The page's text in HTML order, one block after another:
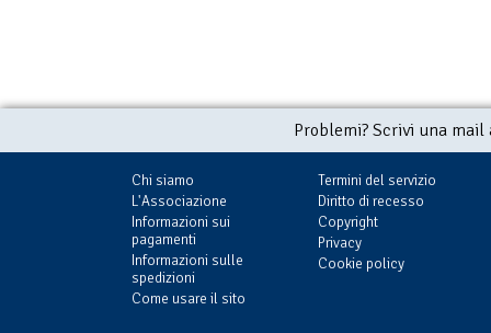
Problemi? Scrivi una
Chi siamo
L'Associazione
Informazioni sui
pagamenti
Informazioni sulle
spedizioni
Come usare il sito
Termini del servizio
Diritto di recesso
Copyright
Privacy
Cookie policy